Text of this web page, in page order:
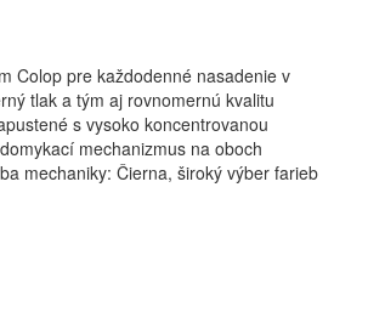
Colop pre každodenné nasadenie v
tlak a tým aj rovnomernú kvalitu
s vysoko koncentrovanou
mechanizmus na oboch
mechaniky: Čierna, široký výber farieb